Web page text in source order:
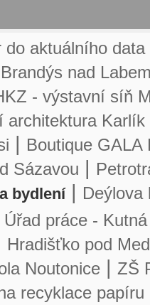
do aktuálního data
nad
- výstavní síň
architektura Karlík
| Boutique GALA
Sázavou |
bydlení| Deýlova
Úřad práce -
Hradišťko pod
Noutonice | ZŠ
recyklace papíru